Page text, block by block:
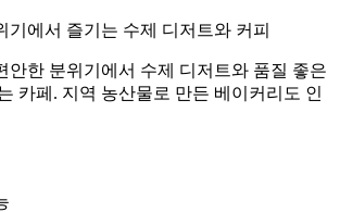
기에서 즐기는 수제 디저트와 커피
안한 분위기에서 수제 디저트와 품질 좋은
카페. 지역 농산물로 만든 베이커리도 인